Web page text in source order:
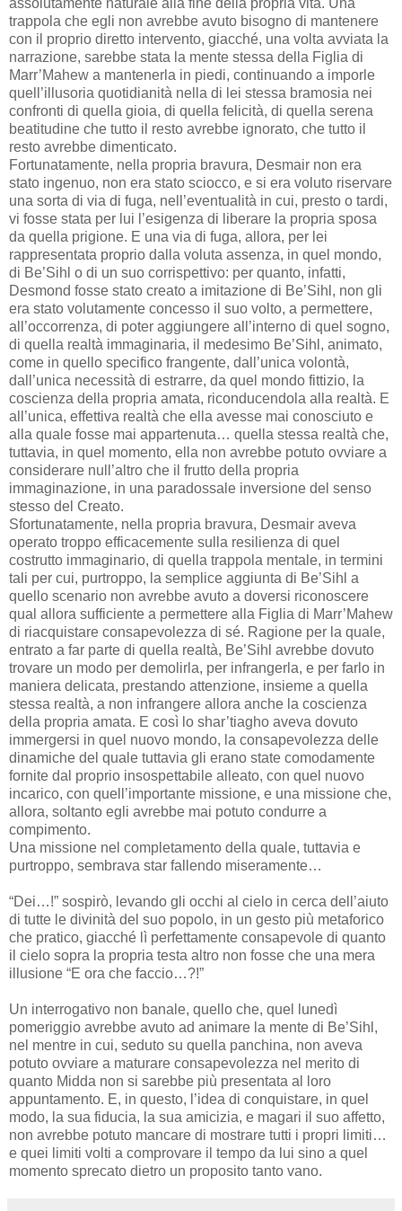
trappola che egli non avrebbe avuto bisogno di mantenere
con il proprio diretto intervento, giacché, una volta avviata la
narrazione, sarebbe stata la mente stessa della Figlia di
Marr’Mahew a mantenerla in piedi, continuando a imporle
quell’illusoria quotidianità nella di lei stessa bramosia nei
confronti di quella gioia, di quella felicità, di quella serena
beatitudine che tutto il resto avrebbe ignorato, che tutto il
resto avrebbe dimenticato.
Fortunatamente, nella propria bravura, Desmair non era
stato ingenuo, non era stato sciocco, e si era voluto riservare
una sorta di via di fuga, nell’eventualità in cui, presto o tardi,
vi fosse stata per lui l’esigenza di liberare la propria sposa
da quella prigione. E una via di fuga, allora, per lei
rappresentata proprio dalla voluta assenza, in quel mondo,
di Be’Sihl o di un suo corrispettivo: per quanto, infatti,
Desmond fosse stato creato a imitazione di Be’Sihl, non gli
era stato volutamente concesso il suo volto, a permettere,
all’occorrenza, di poter aggiungere all’interno di quel sogno,
di quella realtà immaginaria, il medesimo Be’Sihl, animato,
come in quello specifico frangente, dall’unica volontà,
dall’unica necessità di estrarre, da quel mondo fittizio, la
coscienza della propria amata, riconducendola alla realtà. E
all’unica, effettiva realtà che ella avesse mai conosciuto e
alla quale fosse mai appartenuta… quella stessa realtà che,
tuttavia, in quel momento, ella non avrebbe potuto ovviare a
considerare null’altro che il frutto della propria
immaginazione, in una paradossale inversione del senso
stesso del Creato.
Sfortunatamente, nella propria bravura, Desmair aveva
operato troppo efficacemente sulla resilienza di quel
costrutto immaginario, di quella trappola mentale, in termini
tali per cui, purtroppo, la semplice aggiunta di Be’Sihl a
quello scenario non avrebbe avuto a doversi riconoscere
qual allora sufficiente a permettere alla Figlia di Marr’Mahew
di riacquistare consapevolezza di sé. Ragione per la quale,
entrato a far parte di quella realtà, Be’Sihl avrebbe dovuto
trovare un modo per demolirla, per infrangerla, e per farlo in
maniera delicata, prestando attenzione, insieme a quella
stessa realtà, a non infrangere allora anche la coscienza
della propria amata. E così lo shar’tiagho aveva dovuto
immergersi in quel nuovo mondo, la consapevolezza delle
dinamiche del quale tuttavia gli erano state comodamente
fornite dal proprio insospettabile alleato, con quel nuovo
incarico, con quell’importante missione, e una missione che,
allora, soltanto egli avrebbe mai potuto condurre a
compimento.
Una missione nel completamento della quale, tuttavia e
purtroppo, sembrava star fallendo miseramente…
“Dei…!” sospirò, levando gli occhi al cielo in cerca dell’aiuto
di tutte le divinità del suo popolo, in un gesto più metaforico
che pratico, giacché lì perfettamente consapevole di quanto
il cielo sopra la propria testa altro non fosse che una mera
illusione “E ora che faccio…?!”
Un interrogativo non banale, quello che, quel lunedì
pomeriggio avrebbe avuto ad animare la mente di Be’Sihl,
nel mentre in cui, seduto su quella panchina, non aveva
potuto ovviare a maturare consapevolezza nel merito di
quanto Midda non si sarebbe più presentata al loro
appuntamento. E, in questo, l’idea di conquistare, in quel
modo, la sua fiducia, la sua amicizia, e magari il suo affetto,
non avrebbe potuto mancare di mostrare tutti i propri limiti…
e quei limiti volti a comprovare il tempo da lui sino a quel
momento sprecato dietro un proposito tanto vano.